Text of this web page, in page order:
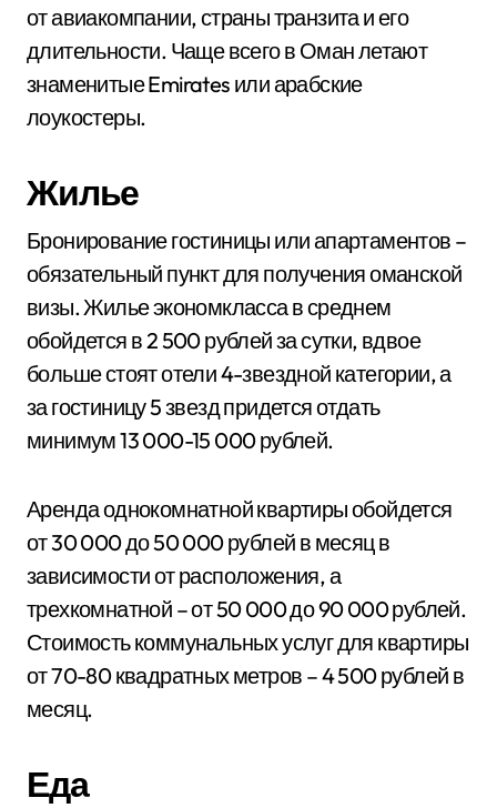
от авиакомпании, страны транзита и его
длительности. Чаще всего в Оман летают
знаменитые Emirates или арабские
лоукостеры.
Жилье
Бронирование гостиницы или апартаментов –
обязательный пункт для получения оманской
визы. Жилье экономкласса в среднем
обойдется в 2 500 рублей за сутки, вдвое
больше стоят отели 4-звездной категории, а
за гостиницу 5 звезд придется отдать
минимум 13 000-15 000 рублей.
Аренда однокомнатной квартиры обойдется
от 30 000 до 50 000 рублей в месяц в
зависимости от расположения, а
трехкомнатной – от 50 000 до 90 000 рублей.
Стоимость коммунальных услуг для квартиры
от 70-80 квадратных метров – 4 500 рублей в
месяц.
Еда